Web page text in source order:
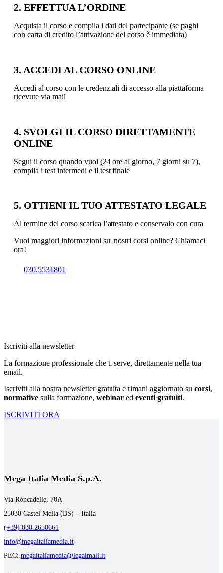
2. EFFETTUA L’ORDINE
Acquista il corso e compila i dati del partecipante (se paghi
con carta di credito l’attivazione del corso è immediata)
3. ACCEDI AL CORSO ONLINE
Accedi al corso con le credenziali di accesso alla piattaforma
ricevute via mail
4. SVOLGI IL CORSO DIRETTAMENTE
ONLINE
Segui il corso quando vuoi (24 ore al giorno, 7 giorni su 7),
compila i test intermedi e il test finale
5. OTTIENI IL TUO ATTESTATO LEGALE
Al termine del corso scarica l’attestato e conservalo con cura
Vuoi maggiori informazioni sui nostri corsi online? Chiamaci
ora!
030.5531801
Iscriviti alla newsletter
La formazione professionale che ti serve, direttamente nella tua
email.
Iscriviti alla nostra newsletter gratuita e rimani aggiornato su corsi,
normative sulla formazione, webinar ed eventi gratuiti.
ISCRIVITI ORA
Mega Italia Media S.p.A.
Via Roncadelle, 70A
25030 Castel Mella (BS) – Italia
(+39) 030.2650661
info@megaitaliamedia.it
PEC: megaitaliamedia@legalmail.it